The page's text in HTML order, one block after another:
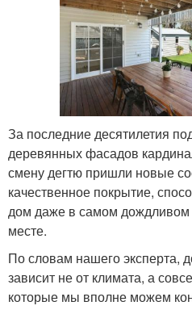
За последние десятилетия
деревянных фасадов
смену дегтю пришли новые
качественное покрытие,
дом даже в самом
месте.
По словам нашего эксперта,
зависит не от климата, а
которые мы вполне можем